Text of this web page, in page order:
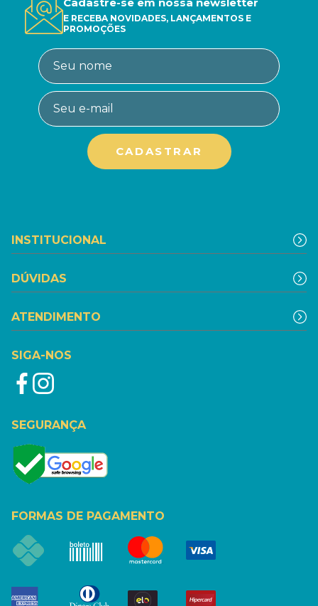
E RECEBA NOVIDADES, LANÇAMENTOS E
PROMOÇÕES
INSTITUCIONAL
DÚVIDAS
ATENDIMENTO
SIGA-NOS
SEGURANÇA
FORMAS DE PAGAMENTO